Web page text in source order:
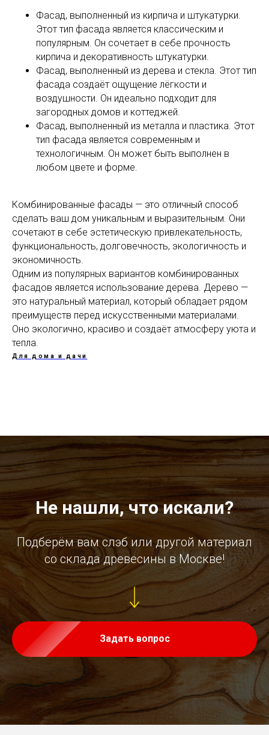
Фасад, выполненный из кирпича и штукатурки.
Этот тип фасада является классическим и
популярным. Он сочетает в себе прочность
кирпича и декоративность штукатурки.
Фасад, выполненный из дерева и стекла. Этот тип
фасада создаёт ощущение лёгкости и
воздушности. Он идеально подходит для
загородных домов и коттеджей.
Фасад, выполненный из металла и пластика. Этот
тип фасада является современным и
технологичным. Он может быть выполнен в
любом цвете и форме.
Комбинированные фасады — это отличный способ
сделать ваш дом уникальным и выразительным. Они
сочетают в себе эстетическую привлекательность,
функциональность, долговечность, экологичность и
экономичность.
Одним из популярных вариантов комбинированных
фасадов является использование дерева. Дерево —
это натуральный материал, который обладает рядом
преимуществ перед искусственными материалами.
Оно экологично, красиво и создаёт атмосферу уюта и
тепла.
Для дома и дачи
Не нашли, что искали?
Подберём вам слэб или другой материал
со склада древесины в Москве!
Задать вопрос